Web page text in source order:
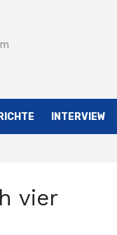
INTERVIEW
vier